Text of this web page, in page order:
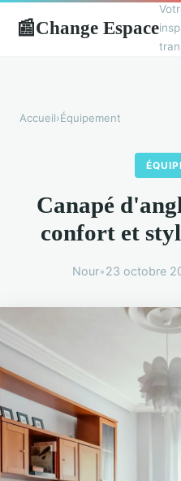
📰Change Espace
Accueil›Équipement
Canapé
confort et
Nour•23 octobre